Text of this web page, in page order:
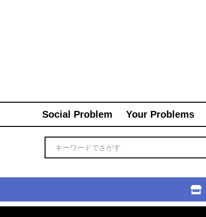
Social Problem Your Problems